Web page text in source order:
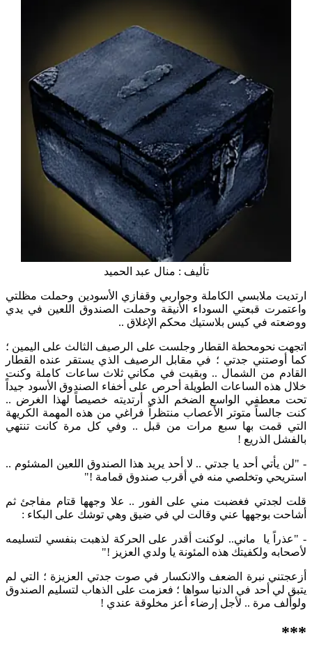
تأليف : منال عبد الحميد
ارتديت ملابسي الكاملة وجواربي وقفازي الأسودين وحملت مظلتي
واعتمرت قبعتي السوداء الأنيقة وحملت الصندوق اللعين في يدي
ووضعته في كيس بلاستيك محكم الإغلاق ..
اتجهت نحومحطة القطار وجلست على الرصيف الثالث على اليمين ؛
كما أوصتني جدتي ؛ في مقابل الرصيف الذي يستقر عنده القطار
القادم من الشمال .. وبقيت في مكاني ثلاث ساعات كاملة وكنت
خلال هذه الساعات الطويلة أحرص على أخفاء الصندوق الأسود جيداً
تحت معطفي الواسع الضخم الذي أرتديته خصيصاً لهذا الغرض ..
كنت جالساً متوتر الأعصاب منتظراً فراغي من هذه المهمة الكريهة
التي قمت بها سبع مرات من قبل .. وفي كل مرة كانت تنتهي
بالفشل الذريع !
- "لن يأتي أحد يا جدتي .. لا أحد يريد هذا الصندوق اللعين المشئوم ..
استريحي وتخلصي منه في أقرب صندوق قمامة !"
قلت لجدتي فغضبت مني على الفور .. علا وجهها قتام مفاجئ ثم
أشاحت بوجهها عني وقالت لي في ضيق وهي توشك على البكاء :
- "عذراً يا ماني.. لوكنت أقدر على الحركة لذهبت بنفسي لتسليمه
لأصحابه ولكفيتك هذه المئونة يا ولدي العزيز !"
أزعجتني نبرة الضعف والانكسار في صوت جدتي العزيزة ؛ التي لم
يتبق لي أحد في الدنيا سواها ؛ فعزمت على الذهاب لتسليم الصندوق
ولوألف مرة .. لأجل إرضاء أعز مخلوقة عندي !
***